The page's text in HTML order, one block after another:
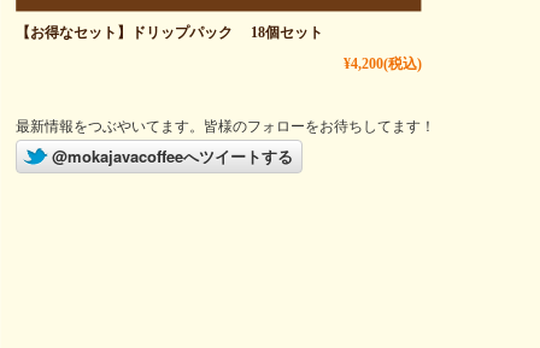
【お得なセット】ドリップパック 18個セット
¥4,200(税込)
最新情報をつぶやいてます。皆様のフォローをお待ちしてます！